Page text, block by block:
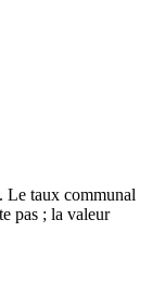
Le taux communal
pas ; la valeur